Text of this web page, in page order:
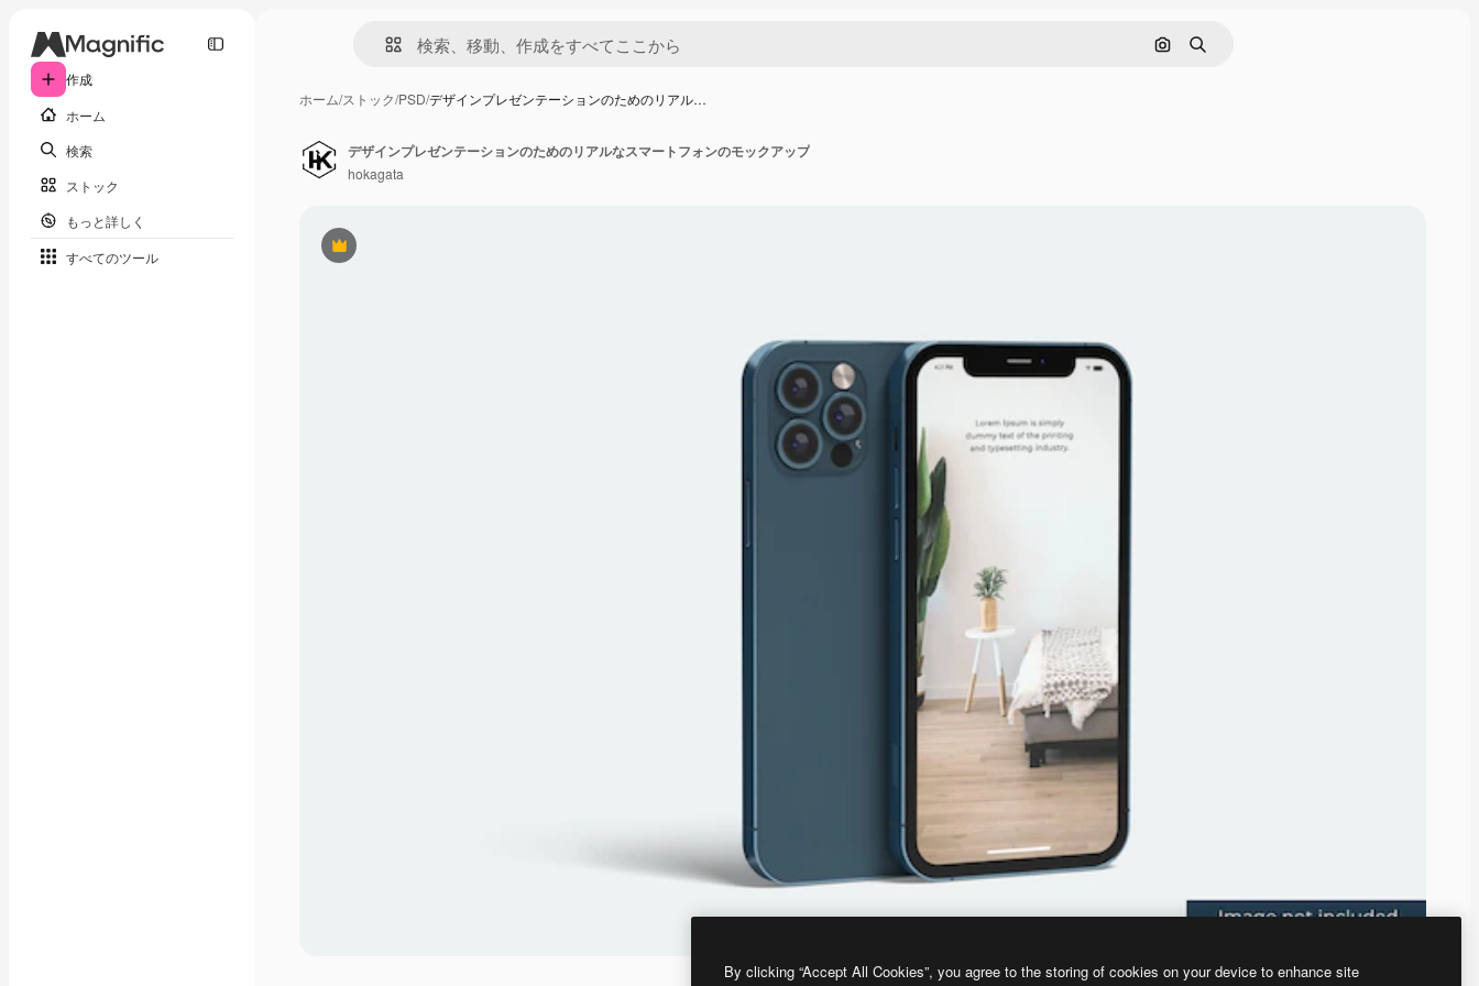
作成
ホーム
検索
ストック
もっと詳しく
すべてのツール
画像で検索
検索
ホーム/ストック/PSD/デザインプレゼンテーションのためのリアル…
Premium
デザインプレゼンテーションのためのリアルなスマートフォンのモックアップ
hokagata
By clicking “Accept All Cookies”, you agree to the storing of cookies on your device to enhance site